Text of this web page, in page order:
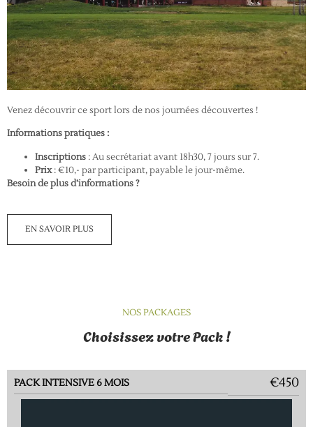
Venez découvrir ce sport lors de nos journées découvertes !
Informations pratiques :
Inscriptions : Au secrétariat avant 18h30, 7 jours sur 7.
Prix: €10,- par participant, payable le jour-même.
Besoin de plus d’informations ?
EN SAVOIR PLUS
NOS PACKAGES
Choisissez votre Pack !
PACK INTENSIVE 6 MOIS €450